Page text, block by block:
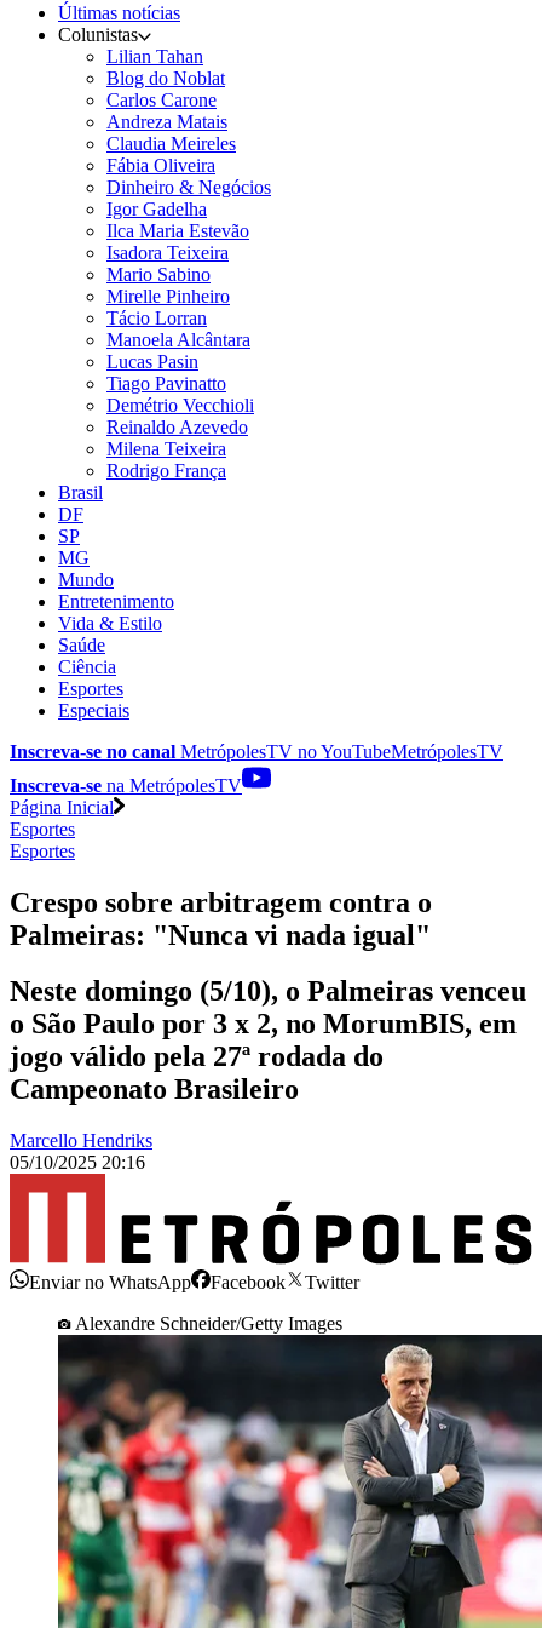
Últimas notícias
Colunistas
Lilian Tahan
Blog do Noblat
Carlos Carone
Andreza Matais
Claudia Meireles
Fábia Oliveira
Dinheiro & Negócios
Igor Gadelha
Ilca Maria Estevão
Isadora Teixeira
Mario Sabino
Mirelle Pinheiro
Tácio Lorran
Manoela Alcântara
Lucas Pasin
Tiago Pavinatto
Demétrio Vecchioli
Reinaldo Azevedo
Milena Teixeira
Rodrigo França
Brasil
DF
SP
MG
Mundo
Entretenimento
Vida & Estilo
Saúde
Ciência
Esportes
Especiais
Inscreva-se no canal MetrópolesTV noYouTubeMetrópolesTV
Inscreva-se na MetrópolesTV
Página Inicial
Esportes
Esportes
Crespo sobre arbitragem contra o
Palmeiras: "Nunca vi nada igual"
Neste domingo (5/10), o Palmeiras venceu
o São Paulo por 3 x 2, no MorumBIS, em
jogo válido pela 27ª rodada do
Campeonato Brasileiro
Marcello Hendriks
05/10/2025 20:16
Enviar no WhatsApp Facebook
Twitter
Alexandre Schneider/Getty Images